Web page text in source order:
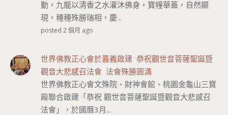
動，九龍以清香之水灌沐佛身，寶幢華蓋，自然顯
現，種種殊勝瑞相，慶...
posted 2 個月 ago
世界佛教正心會於嘉義啟建 恭祝觀世音菩薩聖誕暨
觀音大悲感召法會 法會殊勝圓滿
世界佛教正心會文殊院、財神會館、桃園金龜山三寶
殿聯合啟建「恭祝 觀世音菩薩聖誕暨觀音大悲感召
法會」，於國曆3月...